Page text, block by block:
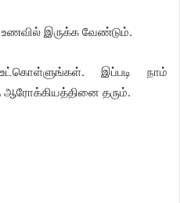
உணவில் இருக்க வேண்டும்.
இப்படி நாம்
தரும்.